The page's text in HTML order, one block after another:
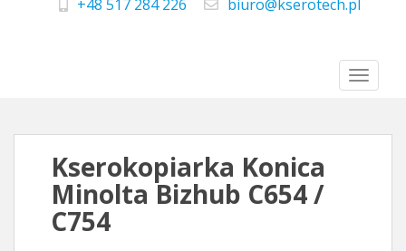
telefon
+48 517 284 226 e-mail
biuro@kserotech.pl
Kserokopiarka Konica
Minolta Bizhub C654 /
C754